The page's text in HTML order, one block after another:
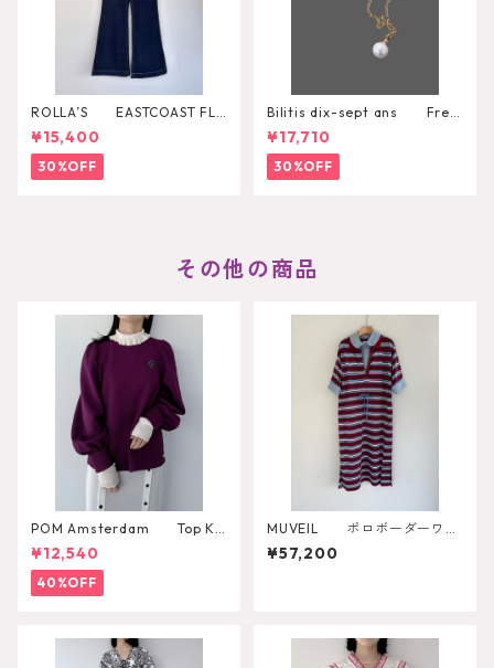
ROLLA’S EASTCOAST FLA
RE AVA
¥15,400
30%OFF
Bilitis dix-sept ans Fres
h Pearl Pendant
¥17,710
30%OFF
その他の商品
POM Amsterdam Top Ka
e Pulm
¥12,540
40%OFF
MUVEIL ポロボーダーワン
ピース MA262UA001
¥57,200